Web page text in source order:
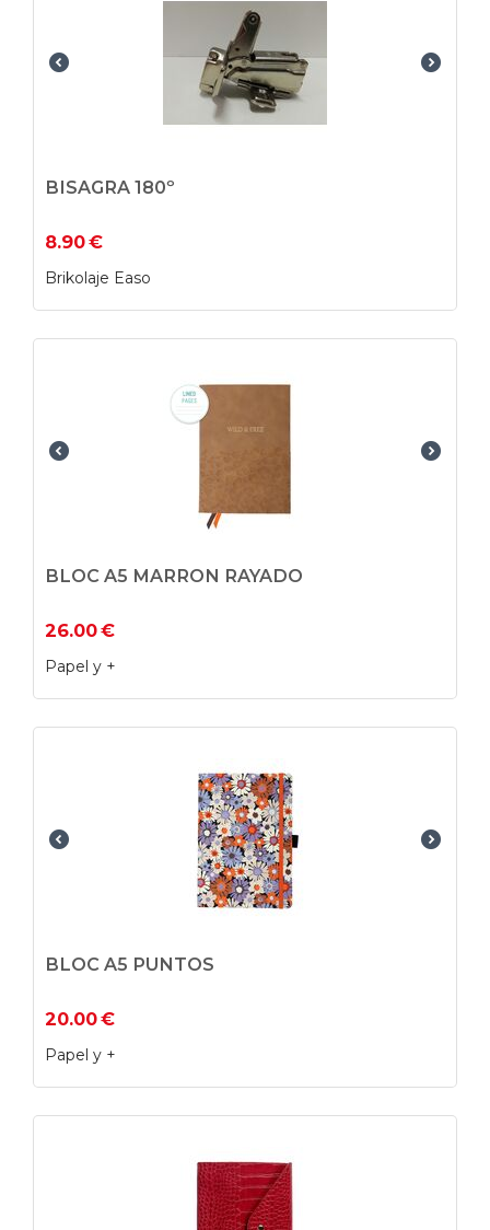
BISAGRA 180º
8.90€
Brikolaje Easo
BLOC A5 MARRON RAYADO
26.00€
Papel y +
BLOC A5 PUNTOS
20.00€
Papel y +